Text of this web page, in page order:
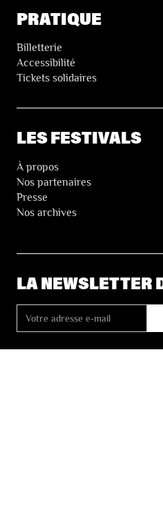
PRATIQUE
Billetterie
Accessibilité
Tickets solidaires
LES FESTIVALS
À propos
Nos partenaires
Presse
Nos archives
LA NEWSLETTER